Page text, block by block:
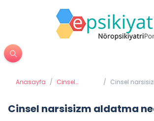
Anasayfa / Cinsel
/ Cinsel
Cinsel narsisizm aldatma